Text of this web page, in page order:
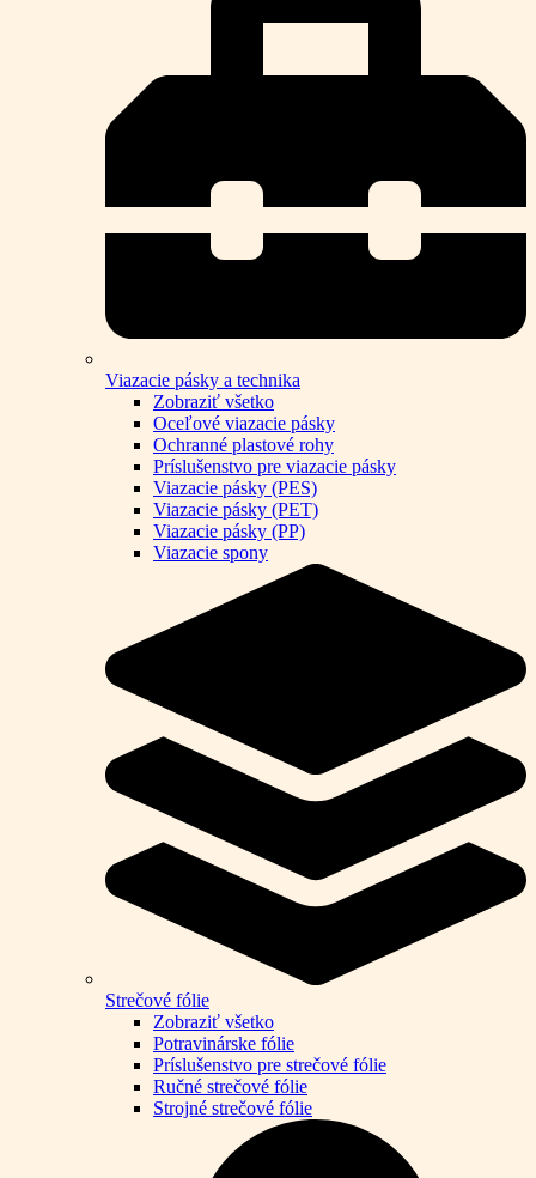
Viazacie pásky a technika
Zobraziť všetko
Oceľové viazacie pásky
Ochranné plastové rohy
Príslušenstvo pre viazacie pásky
Viazacie pásky (PES)
Viazacie pásky (PET)
Viazacie pásky (PP)
Viazacie spony
Strečové fólie
Zobraziť všetko
Potravinárske fólie
Príslušenstvo pre strečové fólie
Ručné strečové fólie
Strojné strečové fólie